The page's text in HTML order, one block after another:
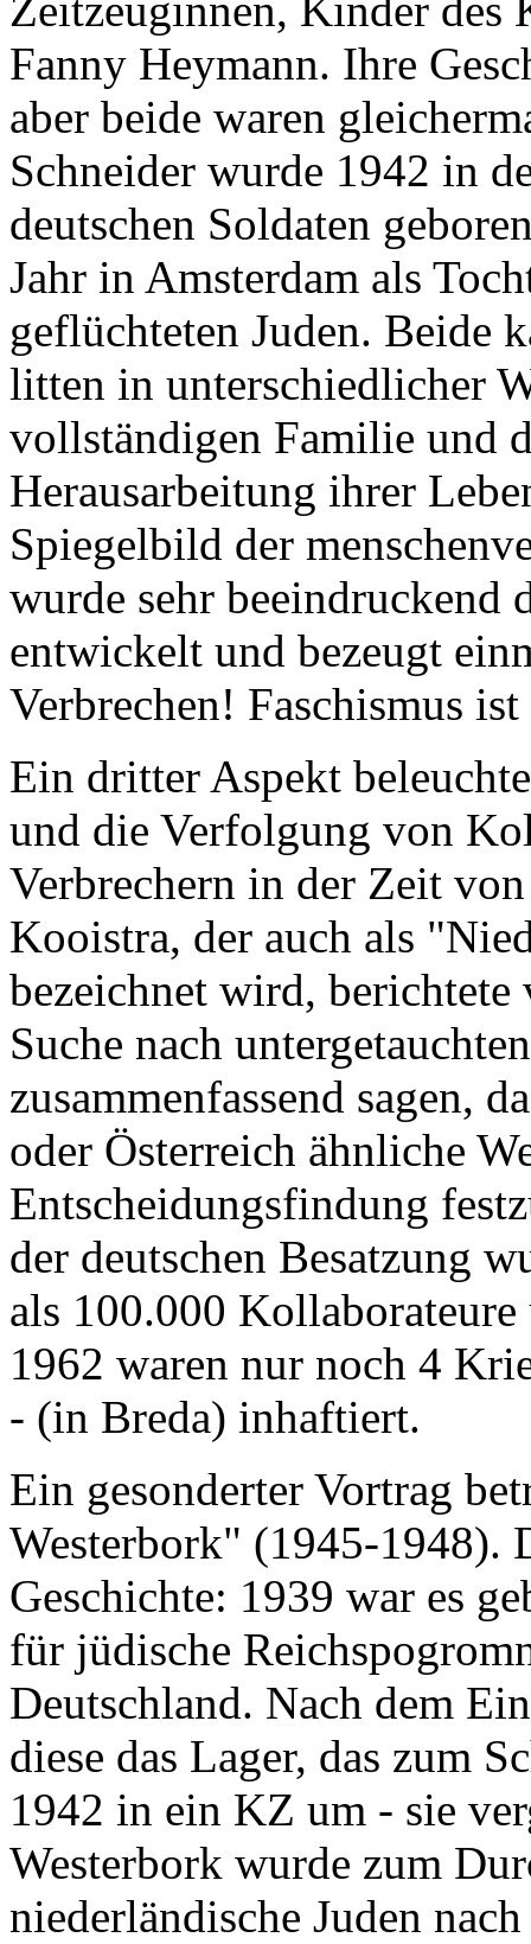
Zeitzeuginnen, Kinder des
Fanny Heymann. Ihre
aber beide waren
Schneider wurde 1942 in
deutschen Soldaten
Jahr in Amsterdam als
geflüchteten Juden. Beide
litten in unterschiedlicher
vollständigen Familie und
Herausarbeitung ihrer
Spiegelbild der
wurde sehr
entwickelt und bezeugt
Verbrechen! Faschismus
Ein dritter Aspekt
und die Verfolgung von
Verbrechern in der Zeit
Kooistra, der auch als
bezeichnet wird, berichtete
Suche nach
zusammenfassend sagen,
oder Österreich ähnliche
Entscheidungsfindung
der deutschen Besatzung
als 100.000
1962 waren nur noch 4
- (in Breda) inhaftiert.
Ein gesonderter Vortrag
Westerbork" (1945-1948).
Geschichte: 1939 war es
für jüdische
Deutschland. Nach dem
diese das Lager, das zum
1942 in ein KZ um - sie
Westerbork wurde zum
niederländische Juden